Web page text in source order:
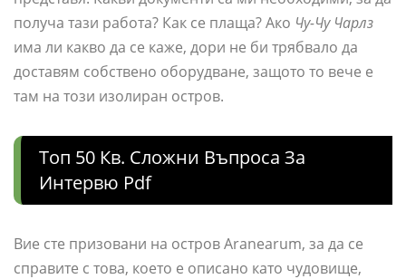
получа тази работа? Как се плаща? Ако Чу-Чу Чарлз
има ли какво да се каже, дори не би трябвало да
доставям собствено оборудване, защото то вече е
там на този изолиран остров.
Топ 50 Кв. Сложни Въпроса За
Интервю Pdf
Вие сте призовани на остров Aranearum, за да се
справите с това, което е описано като чудовище,